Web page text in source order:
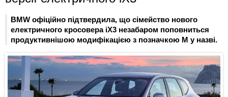
BMW офіційно підтвердила, що сімейство нового
електричного кросовера iX3 незабаром поповниться
продуктивнішою модифікацією з позначкою M у назві.